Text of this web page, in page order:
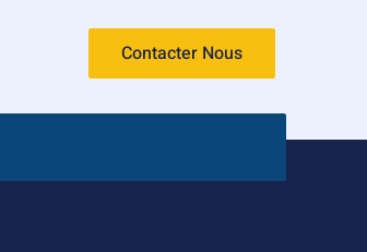
Contacter Nous